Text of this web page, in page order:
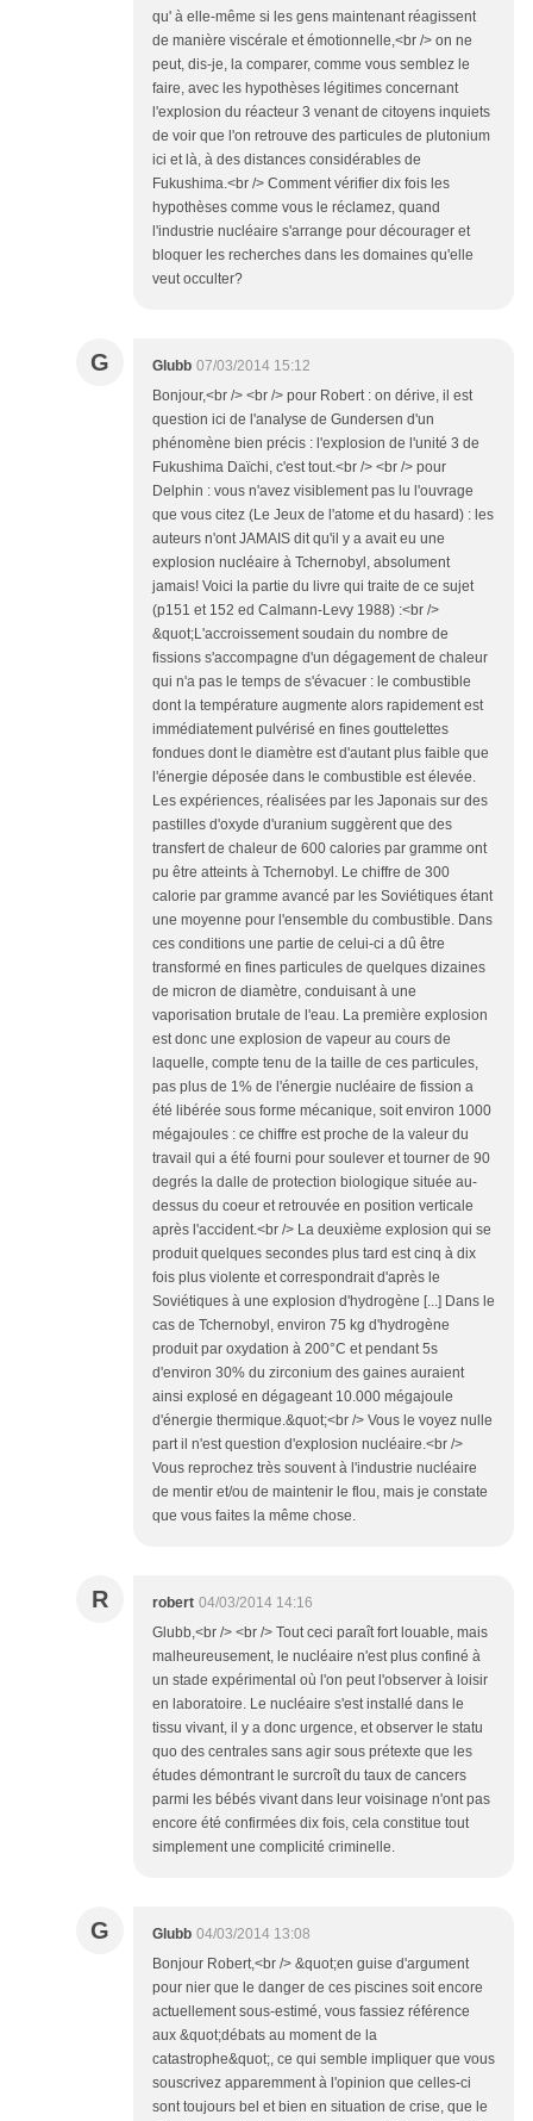
qu' à elle-même si les gens maintenant réagissent
de manière viscérale et émotionnelle,<br /> on ne
peut, dis-je, la comparer, comme vous semblez le
faire, avec les hypothèses légitimes concernant
l'explosion du réacteur 3 venant de citoyens inquiets
de voir que l'on retrouve des particules de plutonium
ici et là, à des distances considérables de
Fukushima.<br /> Comment vérifier dix fois les
hypothèses comme vous le réclamez, quand
l'industrie nucléaire s'arrange pour décourager et
bloquer les recherches dans les domaines qu'elle
veut occulter?
G Glubb 07/03/2014 15:12
Bonjour,<br /> <br /> pour Robert : on dérive, il est
question ici de l'analyse de Gundersen d'un
phénomène bien précis : l'explosion de l'unité 3 de
Fukushima Daïchi, c'est tout.<br /> <br /> pour
Delphin : vous n'avez visiblement pas lu l'ouvrage
que vous citez (Le Jeux de l'atome et du hasard) : les
auteurs n'ont JAMAIS dit qu'il y a avait eu une
explosion nucléaire à Tchernobyl, absolument
jamais! Voici la partie du livre qui traite de ce sujet
(p151 et 152 ed Calmann-Levy 1988) :<br />
&quot;L'accroissement soudain du nombre de
fissions s'accompagne d'un dégagement de chaleur
qui n'a pas le temps de s'évacuer : le combustible
dont la température augmente alors rapidement est
immédiatement pulvérisé en fines gouttelettes
fondues dont le diamètre est d'autant plus faible que
l'énergie déposée dans le combustible est élevée.
Les expériences, réalisées par les Japonais sur des
pastilles d'oxyde d'uranium suggèrent que des
transfert de chaleur de 600 calories par gramme ont
pu être atteints à Tchernobyl. Le chiffre de 300
calorie par gramme avancé par les Soviétiques étant
une moyenne pour l'ensemble du combustible. Dans
ces conditions une partie de celui-ci a dû être
transformé en fines particules de quelques dizaines
de micron de diamètre, conduisant à une
vaporisation brutale de l'eau. La première explosion
est donc une explosion de vapeur au cours de
laquelle, compte tenu de la taille de ces particules,
pas plus de 1% de l'énergie nucléaire de fission a
été libérée sous forme mécanique, soit environ 1000
mégajoules : ce chiffre est proche de la valeur du
travail qui a été fourni pour soulever et tourner de 90
degrés la dalle de protection biologique située au-
dessus du coeur et retrouvée en position verticale
après l'accident.<br /> La deuxième explosion qui se
produit quelques secondes plus tard est cinq à dix
fois plus violente et correspondrait d'après le
Soviétiques à une explosion d'hydrogène [...] Dans le
cas de Tchernobyl, environ 75 kg d'hydrogène
produit par oxydation à 200°C et pendant 5s
d'environ 30% du zirconium des gaines auraient
ainsi explosé en dégageant 10.000 mégajoule
d'énergie thermique.&quot;<br /> Vous le voyez nulle
part il n'est question d'explosion nucléaire.<br />
Vous reprochez très souvent à l'industrie nucléaire
de mentir et/ou de maintenir le flou, mais je constate
que vous faites la même chose.
R robert 04/03/2014 14:16
Glubb,<br /> <br /> Tout ceci paraît fort louable, mais
malheureusement, le nucléaire n'est plus confiné à
un stade expérimental où l'on peut l'observer à loisir
en laboratoire. Le nucléaire s'est installé dans le
tissu vivant, il y a donc urgence, et observer le statu
quo des centrales sans agir sous prétexte que les
études démontrant le surcroît du taux de cancers
parmi les bébés vivant dans leur voisinage n'ont pas
encore été confirmées dix fois, cela constitue tout
simplement une complicité criminelle.
G Glubb 04/03/2014 13:08
Bonjour Robert,<br /> &quot;en guise d'argument
pour nier que le danger de ces piscines soit encore
actuellement sous-estimé, vous fassiez référence
aux &quot;débats au moment de la
catastrophe&quot;, ce qui semble impliquer que vous
souscrivez apparemment à l'opinion que celles-ci
sont toujours bel et bien en situation de crise, que le